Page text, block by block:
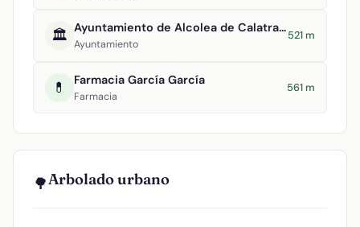
🏛️ Ayuntamiento de Alcolea de Calatrava
Ayuntamiento
521 m
💊 Farmacia García García
Farmacia
561 m
🌳Arbolado urbano